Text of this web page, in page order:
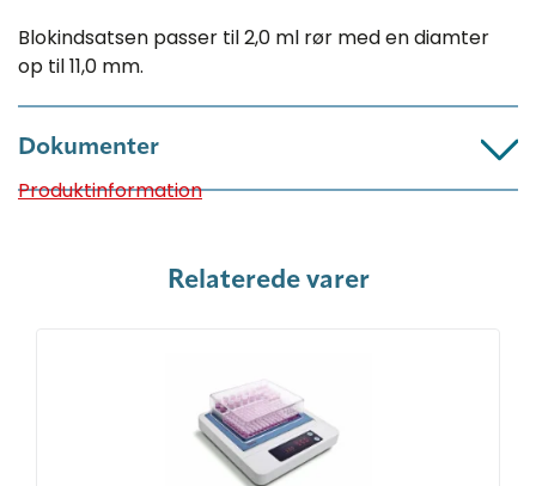
Blokindsatsen passer til 2,0 ml rør med en diamter
op til 11,0 mm.
Dokumenter
Produktinformation
Relaterede varer